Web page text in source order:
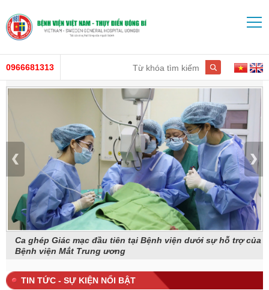
0966681313
Ca ghép Giác mạc đầu tiên tại Bệnh viện dưới sự hỗ trợ của
Bệnh viện Mắt Trung ương
TIN TỨC - SỰ KIỆN NỔI BẬT